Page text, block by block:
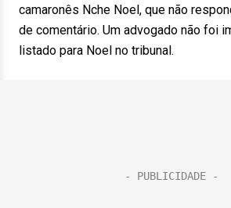
camaronês Nche Noel, que não
de comentário. Um advogado não foi
listado para Noel no tribunal.